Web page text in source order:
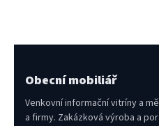
Obecní mobiliář
Venkovní informační vitríny a
a firmy. Zakázková výroba a